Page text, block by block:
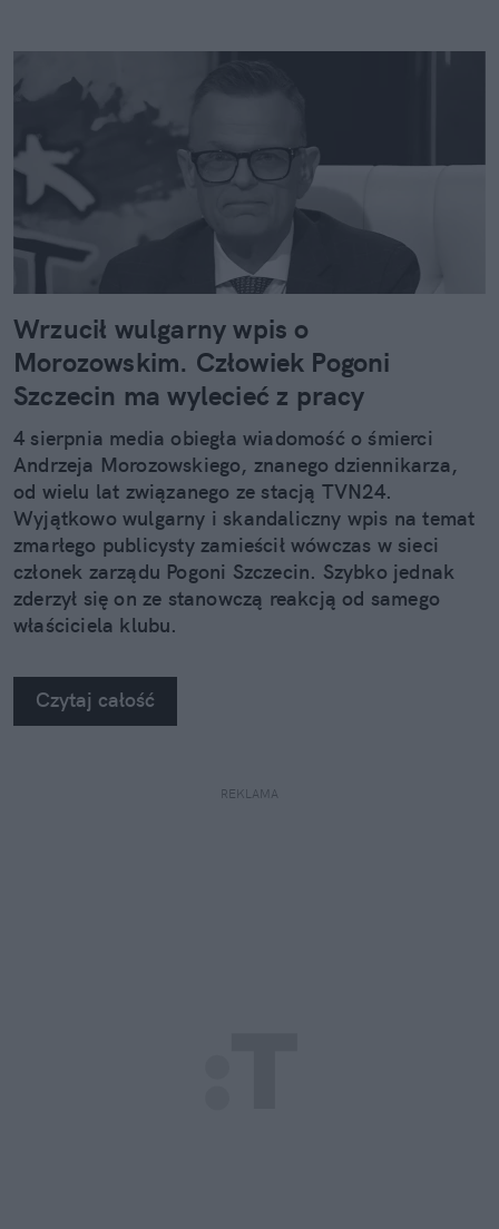
Wrzucił wulgarny wpis o
Morozowskim. Człowiek Pogoni
Szczecin ma wylecieć z pracy
4 sierpnia media obiegła wiadomość o śmierci
Andrzeja Morozowskiego, znanego dziennikarza,
od wielu lat związanego ze stacją TVN24.
Wyjątkowo wulgarny i skandaliczny wpis na temat
zmarłego publicysty zamieścił wówczas w sieci
członek zarządu Pogoni Szczecin. Szybko jednak
zderzył się on ze stanowczą reakcją od samego
właściciela klubu.
Czytaj całość
REKLAMA